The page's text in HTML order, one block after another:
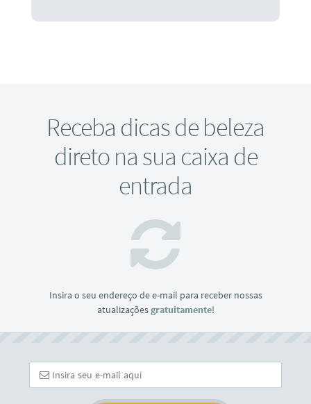
Receba dicas de beleza
direto na sua caixa de
entrada
Insira o seu endereço de e-mail para receber nossas
atualizaçõesgratuitamente!